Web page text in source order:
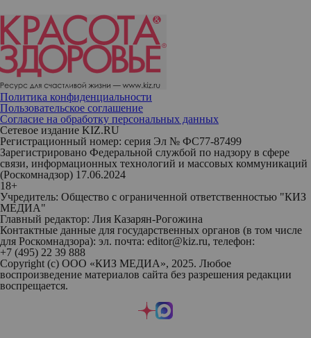
Политика конфиденциальности
Пользовательское соглашение
Согласие на обработку персональных данных
Сетевое издание KIZ.RU
Регистрационный номер: серия Эл № ФС77-87499
Зарегистрировано Федеральной службой по надзору в сфере
связи, информационных технологий и массовых коммуникаций
(Роскомнадзор) 17.06.2024
18+
Учредитель: Общество с ограниченной ответственностью "КИЗ
МЕДИА"
Главный редактор: Лия Казарян-Рогожина
Контактные данные для государственных органов (в том числе
для Роскомнадзора): эл. почта: editor@kiz.ru, телефон:
+7 (495) 22 39 888
Copyright (с) ООО «КИЗ МЕДИА», 2025. Любое
воспроизведение материалов сайта без разрешения редакции
воспрещается.